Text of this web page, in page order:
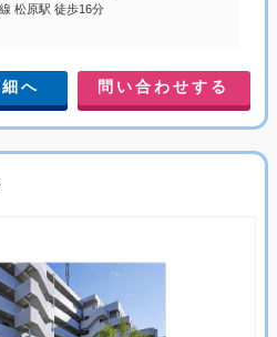
松原駅 徒歩16分
へ 問い合わせする